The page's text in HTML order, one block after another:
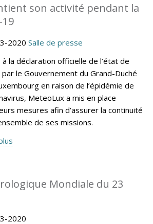
son activité pendant la
19
2020 Salle de presse
à la déclaration officielle de l’état de
le Gouvernement du Grand-Duché
en raison de l’épidémie de
MeteoLux a mis en place
mesures afin d’assurer la continuité
de ses missions.
Mondiale du 23
2020